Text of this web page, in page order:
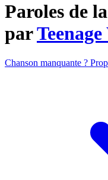
Paroles de
par
Chanson manquante ?